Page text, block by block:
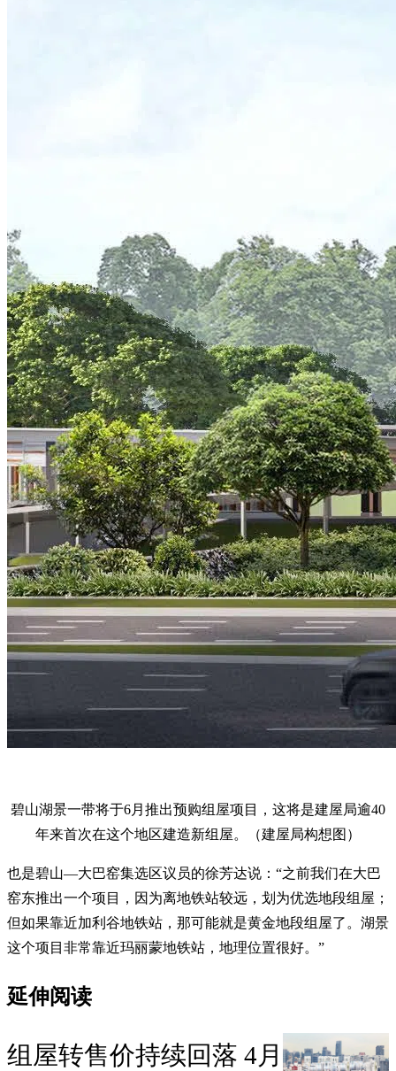
碧山湖景一带将于6月推出预购组屋项目，这将是建屋局逾40
年来首次在这个地区建造新组屋。（建屋局构想图）
也是碧山—大巴窑集选区议员的徐芳达说：“之前我们在大巴
窑东推出一个项目，因为离地铁站较远，划为优选地段组屋；
但如果靠近加利谷地铁站，那可能就是黄金地段组屋了。湖景
这个项目非常靠近玛丽蒙地铁站，地理位置很好。”
延伸阅读
组屋转售价持续回落 4月